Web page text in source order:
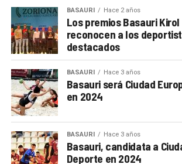
BASAURI Hace 2 años
Los premios Basauri
reconocen a los
destacados
BASAURI Hace 3 años
Basauri será Ciudad
en 2024
BASAURI Hace 3 años
Basauri, candidata a
Deporte en 2024